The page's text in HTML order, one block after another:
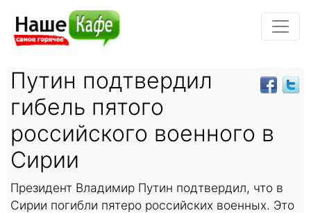
Путин подтвердил
гибель пятого
российского военного в
Сирии
Президент Владимир Путин подтвердил, что в
Сирии погибли пятеро российских военных. Это